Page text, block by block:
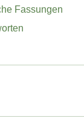
Fassungen